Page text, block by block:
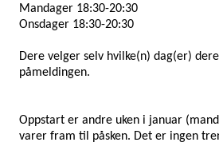
Mandager 18:30-20:30
Onsdager 18:30-20:30
Dere velger selv hvilke(n) dag(er)
påmeldingen.
Oppstart er andre uken i januar
varer fram til påsken. Det er ingen